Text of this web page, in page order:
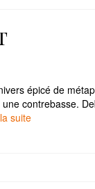
épicé de
contrebasse.
suite­­